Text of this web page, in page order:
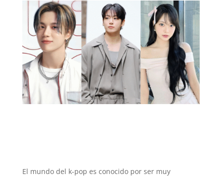
El mundo del k-pop es conocido por ser muy